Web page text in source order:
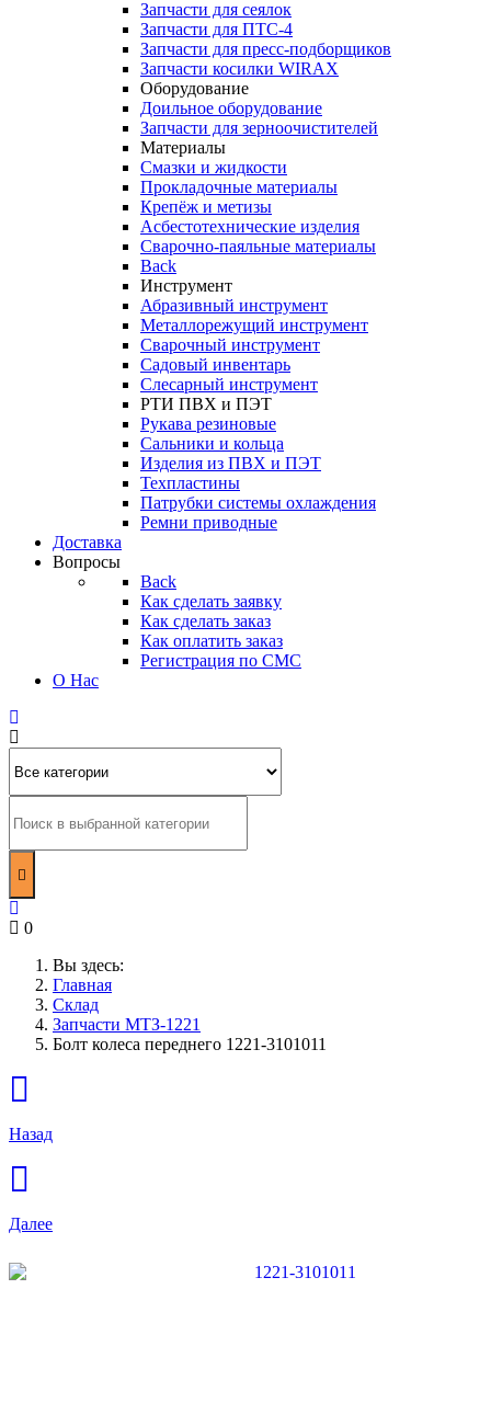
Запчасти для сеялок
Запчасти для ПТС-4
Запчасти для пресс-подборщиков
Запчасти косилки WIRAX
Оборудование
Доильное оборудование
Запчасти для зерноочистителей
Материалы
Смазки и жидкости
Прокладочные материалы
Крепёж и метизы
Асбестотехнические изделия
Сварочно-паяльные материалы
Back
Инструмент
Абразивный инструмент
Металлорежущий инструмент
Сварочный инструмент
Садовый инвентарь
Слесарный инструмент
РТИ ПВХ и ПЭТ
Рукава резиновые
Сальники и кольца
Изделия из ПВХ и ПЭТ
Техпластины
Патрубки системы охлаждения
Ремни приводные
Доставка
Вопросы
Back
Как сделать заявку
Как сделать заказ
Как оплатить заказ
Регистрация по СМС
О Нас
0
Вы здесь:
Главная
Склад
Запчасти МТЗ-1221
Болт колеса переднего 1221-3101011
Назад
Далее